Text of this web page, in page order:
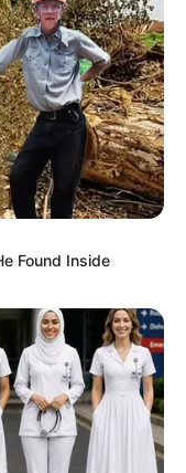
anuênios, triênios,
e licenças-prêmio
e ACE: veja o
o benefício.
de
abre processo
Saúde e de
com quinquênio,
aposentadoria?
Found Inside